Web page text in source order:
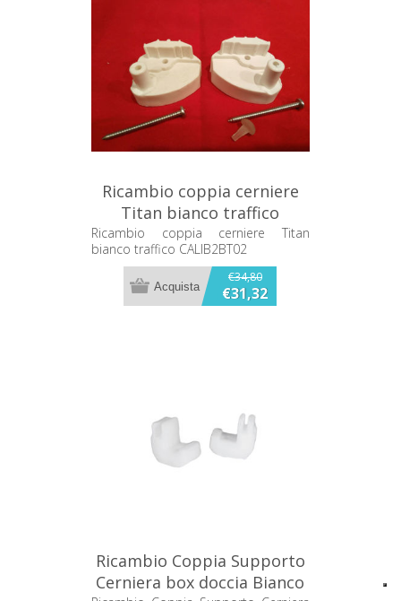
Ricambio coppia cerniere
Titan bianco traffico
CALIB2BT02
Ricambio coppia cerniere Titan
bianco traffico CALIB2BT02
€34,80
€31,32
Ricambio Coppia Supporto
Cerniera box doccia Bianco